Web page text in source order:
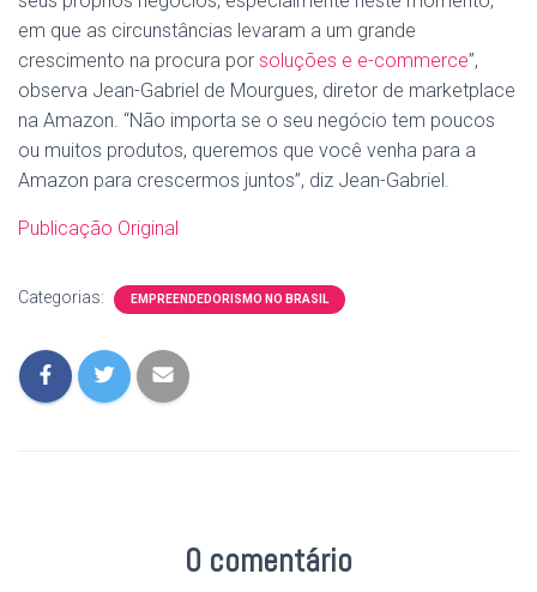
em que as circunstâncias levaram a um grande
crescimento na procura por soluções e e-commerce”,
observa Jean-Gabriel de Mourgues, diretor de marketplace
na Amazon. “Não importa se o seu negócio tem poucos
ou muitos produtos, queremos que você venha para a
Amazon para crescermos juntos”, diz Jean-Gabriel.
Publicação Original
Categorias: EMPREENDEDORISMO NO BRASIL
0 comentário